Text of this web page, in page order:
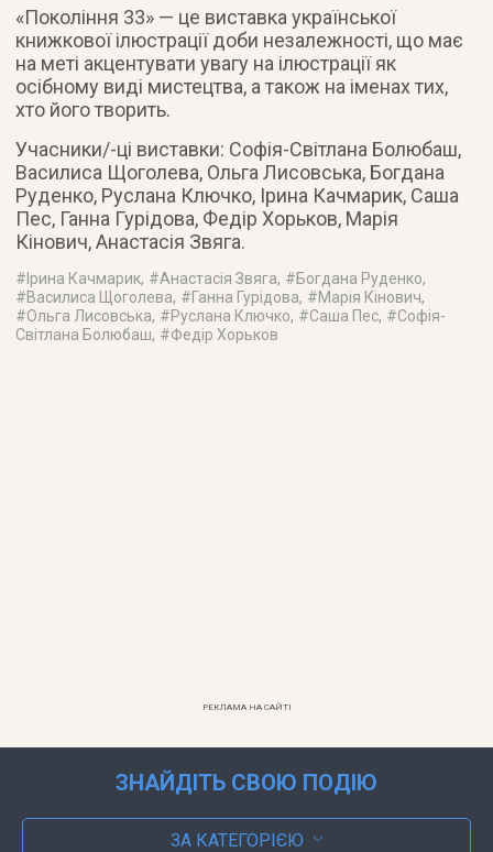
«Покоління 33» — це виставка української
книжкової ілюстрації доби незалежності, що має
на меті акцентувати увагу на ілюстрації як
осібному виді мистецтва, а також на іменах тих,
хто його творить.
Учасники/-ці виставки: Софія-Світлана Болюбаш,
Василиса Щоголева, Ольга Лисовська, Богдана
Руденко, Руслана Ключко, Ірина Качмарик, Саша
Пес, Ганна Гурідова, Федір Хорьков, Марія
Кінович, Анастасія Звяга.
#Ірина Качмарик, #Анастасія Звяга, #Богдана Руденко,
#Василиса Щоголева, #Ганна Гурідова, #Марія Кінович,
#Ольга Лисовська, #Руслана Ключко, #Саша Пес, #Софія-
Світлана Болюбаш, #Федір Хорьков
РЕКЛАМА НА САЙТІ
ЗНАЙДІТЬ СВОЮ ПОДІЮ
ЗА КАТЕГОРІЄЮ